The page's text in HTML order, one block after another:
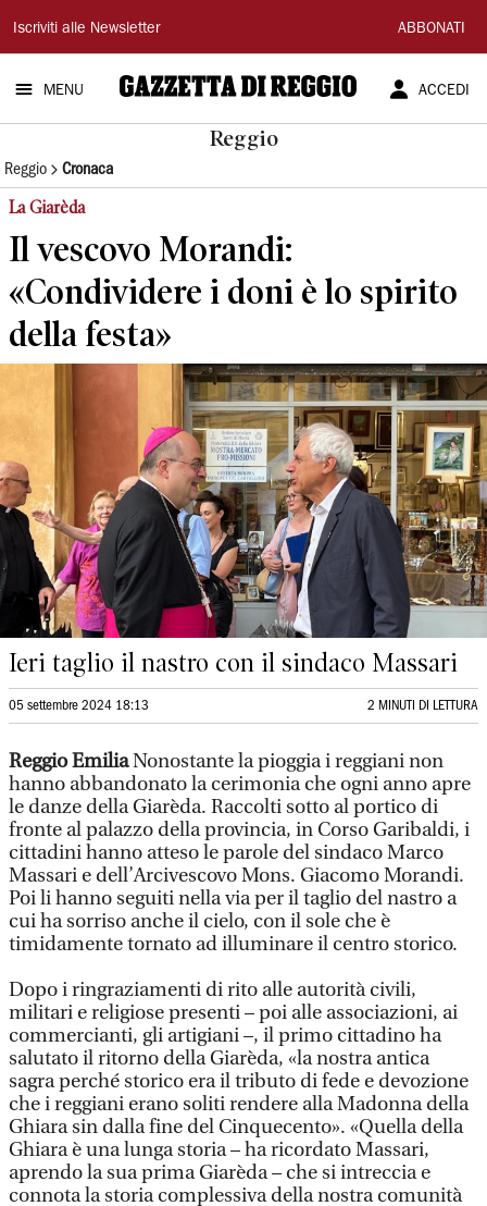
Gazzetta
di
Reggio
Iscriviti alle Newsletter ABBONATI
MENU ACCEDI
Reggio
Reggio Cronaca
La Giarèda
Il vescovo Morandi:
«Condividere i doni è lo spirito
della festa»
Ieri taglio il nastro con il sindaco Massari
05 settembre 2024 18:13 2 MINUTI DI LETTURA
Reggio EmiliaNonostante la pioggia i reggiani non
hanno abbandonato la cerimonia che ogni anno apre
le danze della Giarèda. Raccolti sotto al portico di
fronte al palazzo della provincia, in Corso Garibaldi, i
cittadini hanno atteso le parole del sindaco Marco
Massari e dell’Arcivescovo Mons. Giacomo Morandi.
Poi li hanno seguiti nella via per il taglio del nastro a
cui ha sorriso anche il cielo, con il sole che è
timidamente tornato ad illuminare il centro storico.
Dopo i ringraziamenti di rito alle autorità civili,
militari e religiose presenti – poi alle associazioni, ai
commercianti, gli artigiani –, il primo cittadino ha
salutato il ritorno della Giarèda, «la nostra antica
sagra perché storico era il tributo di fede e devozione
che i reggiani erano soliti rendere alla Madonna della
Ghiara sin dalla fine del Cinquecento». «Quella della
Ghiara è una lunga storia – ha ricordato Massari,
aprendo la sua prima Giarèda – che si intreccia e
connota la storia complessiva della nostra comunità